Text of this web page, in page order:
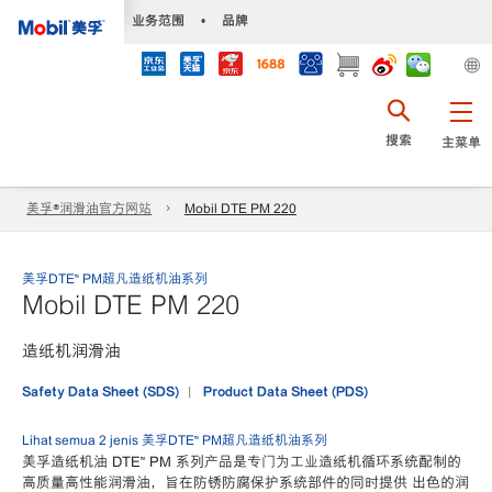
业务范围 • 品牌
主菜单
搜索
美孚®润滑油官方网站 Mobil DTE PM 220
美孚DTE™ PM超凡造纸机油系列
Mobil DTE PM 220
造纸机润滑油
Safety Data Sheet (SDS) Product Data Sheet (PDS)
Lihat semua 2 jenis 美孚DTE™ PM超凡造纸机油系列
美孚造纸机油 DTE™ PM 系列产品是专门为工业造纸机循环系统配制的
高质量高性能润滑油，旨在防锈防腐保护系统部件的同时提供 出色的润